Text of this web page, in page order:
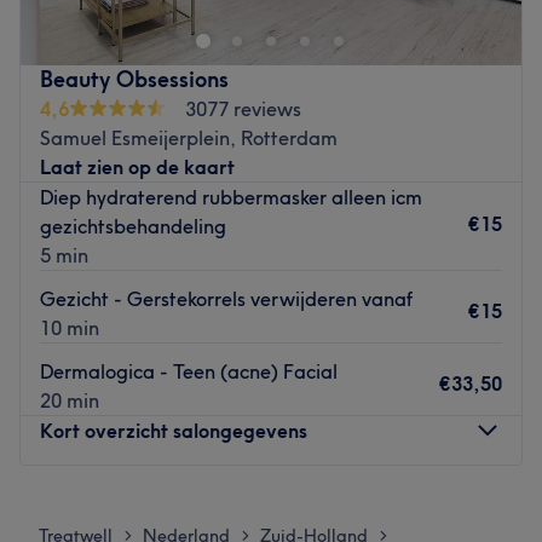
bieden.
Dichtstbijzijnde openbaar vervoer:
De salon is gelegen bij de halte Rotterdam, Oosterflank.
Het team:
De salon heeft een klein team van medewerkers die zorg
dragen voor de klanten. Ze zijn professioneel, vriendelijk
en streven ernaar om aan alle behoeften van hun klanten
te voldoen.
Wat we leuk vinden aan de salon:
Sfeer: vriendelijk & verzorgd
Gespecialiseerd in: nagelbehandelingen
De extra’s: -
Go to venue
Beauty Obsessions
4,6
3077 reviews
Samuel Esmeijerplein, Rotterdam
Laat zien op de kaart
Diep hydraterend rubbermasker alleen icm
gezichtsbehandeling
5 min
€15
Gezicht - Gerstekorrels verwijderen vanaf
10 min
€15
Dermalogica - Teen (acne) Facial
20 min
€33,50
Kort overzicht salongegevens
Dinsdag
09:30
Treatwell > Nederland > Zuid-Holland >